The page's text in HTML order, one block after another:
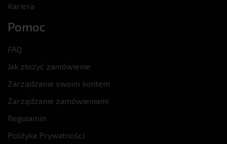
Kariera
Pomoc
FAQ
Jak złożyć zamówienie
Zarządzanie swoim kontem
Zarządzanie zamówieniami
Regulamin
Polityka Prywatności